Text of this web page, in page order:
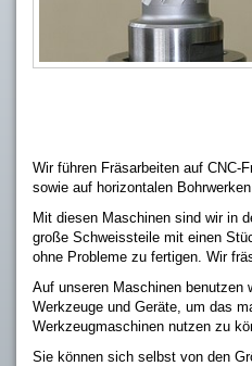
Wir führen Fräsarbeiten auf CNC-
sowie auf horizontalen Bohrwerken
Mit diesen Maschinen sind wir in
große Schweissteile mit einen
ohne Probleme zu fertigen. Wir
Auf unseren Maschinen benutzen
Werkzeuge und Geräte, um das
Werkzeugmaschinen nutzen zu
Sie können sich selbst von den